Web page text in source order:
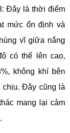
Đây là thời điểm
mức ổn định và
vĩ giữa nắng
có thể lên cao,
không khí bên
chịu. Đây cũng là
mang lại cảm